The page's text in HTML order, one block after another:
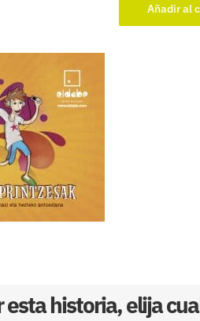
Añadir al
historia, elija